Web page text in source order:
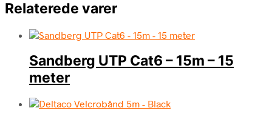
Relaterede varer
Sandberg UTP Cat6 – 15m – 15
meter